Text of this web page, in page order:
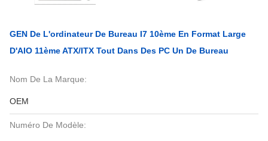
GEN De L'ordinateur De Bureau I7 10ème En Format Large
D'AIO 11ème ATX/ITX Tout Dans Des PC Un De Bureau
Nom De La Marque:
OEM
Numéro De Modèle: